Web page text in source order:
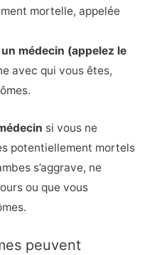
mortelle, appelée
médecin (appelez le
avec qui vous êtes,
si vous ne
potentiellement mortels
s’aggrave, ne
ou que vous
peuvent